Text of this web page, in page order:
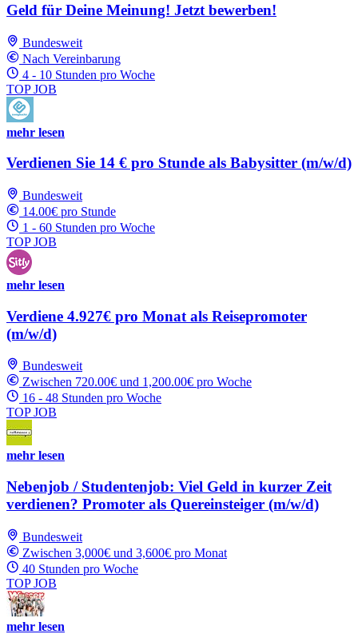
Geld für Deine Meinung! Jetzt bewerben!
Bundesweit
Nach Vereinbarung
4 - 10 Stunden pro Woche
TOP JOB
mehr lesen
Verdienen Sie 14 € pro Stunde als Babysitter (m/w/d)
Bundesweit
14.00€ pro Stunde
1 - 60 Stunden pro Woche
TOP JOB
mehr lesen
Verdiene 4.927€ pro Monat als Reisepromoter
(m/w/d)
Bundesweit
Zwischen 720.00€ und 1,200.00€ pro Woche
16 - 48 Stunden pro Woche
TOP JOB
mehr lesen
Nebenjob / Studentenjob: Viel Geld in kurzer Zeit
verdienen? Promoter als Quereinsteiger (m/w/d)
Bundesweit
Zwischen 3,000€ und 3,600€ pro Monat
40 Stunden pro Woche
TOP JOB
mehr lesen